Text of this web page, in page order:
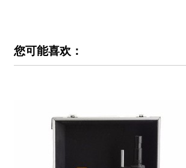
您可能喜欢：